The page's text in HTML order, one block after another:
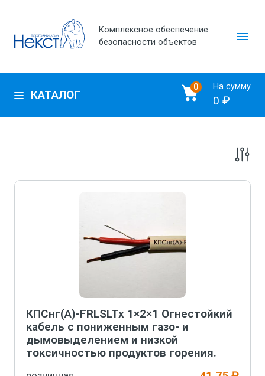
Комплексное обеспечение
безопасности объектов
КАТАЛОГ
0 На сумму
0 ₽
КПСнг(А)-FRLSLTx 1×2×1 Огнестойкий
кабель с пониженным газо- и
дымовыделением и низкой
токсичностью продуктов горения.